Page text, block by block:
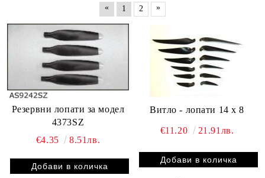
«
1 2 »
Резервни лопати за модел
4373SZ
€4.35
8.51лв.
Витло - лопати 14 x 8
€11.20 21.91лв.